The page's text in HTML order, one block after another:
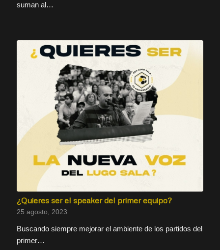
suman al…
¿Quieres ser el speaker del primer equipo?
25 agosto, 2023
Buscando siempre mejorar el ambiente de los partidos del
primer…